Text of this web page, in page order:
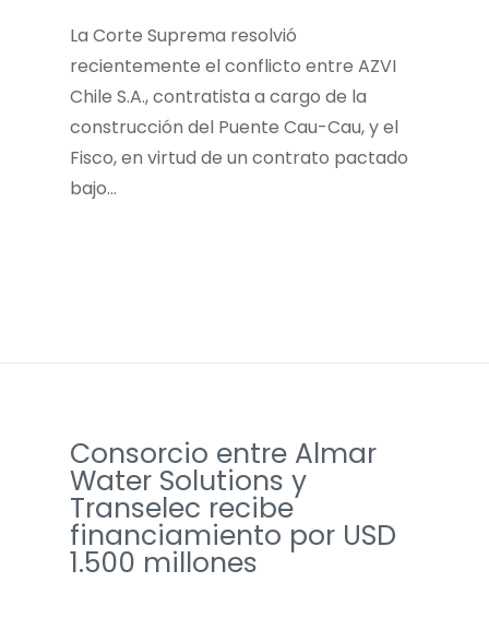
La Corte Suprema resolvió
recientemente el conflicto entre AZVI
Chile S.A., contratista a cargo de la
construcción del Puente Cau-Cau, y el
Fisco, en virtud de un contrato pactado
bajo…
Consorcio entre Almar
Water Solutions y
Transelec recibe
financiamiento por USD
1.500 millones